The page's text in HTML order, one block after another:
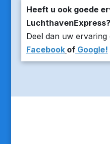
Heeft u ook goede
LuchthavenExpress?
Deel dan uw ervaring
Facebook ofGoogle!